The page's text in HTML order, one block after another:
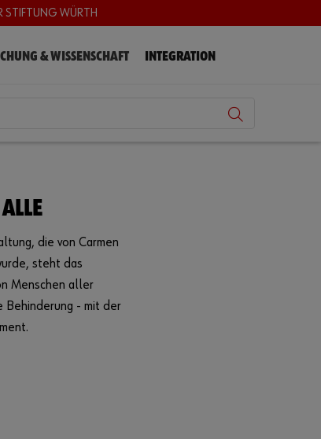
STIFTUNG WÜRTH
& WISSENSCHAFT INTEGRATION
die von Carmen
steht das
Menschen aller
Behinderung - mit der